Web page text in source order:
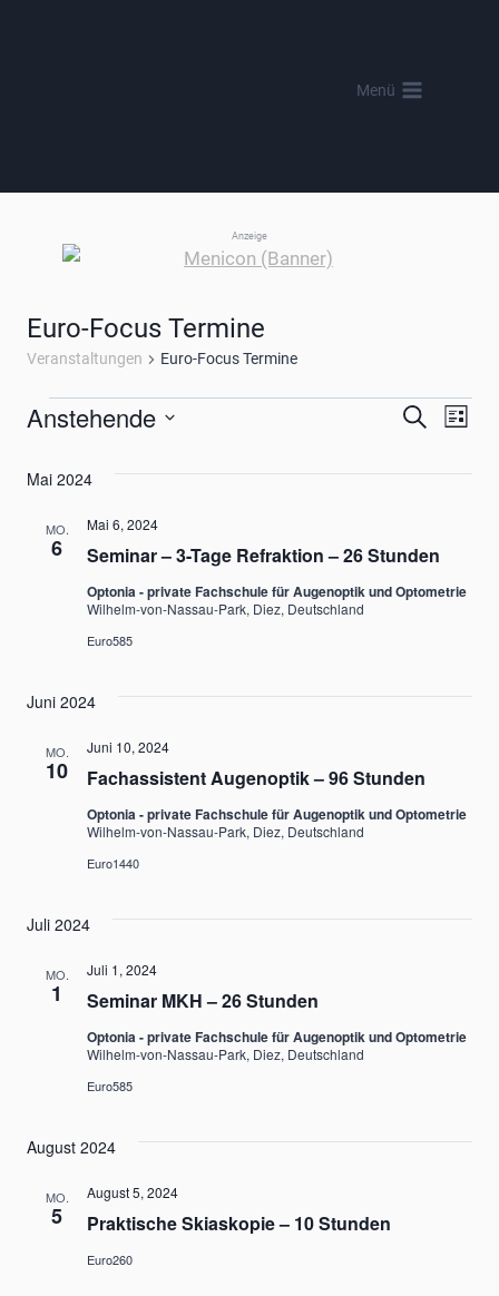
Menü
Anzeige
Euro-Focus Termine
Veranstaltungen Euro-Focus Termine
Veranstaltungen Suche
Liste
Anstehende
wählen.
Mai 2024
MO.
6 Seminar – 3-Tage Refraktion – 26 Stunden
Mai 6, 2024
Optonia - private Fachschule für Augenoptik und Optometrie
Wilhelm-von-Nassau-Park, Diez, Deutschland
Euro585
Juni 2024
MO.
10 Fachassistent Augenoptik – 96 Stunden
Juni 10, 2024
Optonia - private Fachschule für Augenoptik und Optometrie
Wilhelm-von-Nassau-Park, Diez, Deutschland
Euro1440
Juli 2024
MO.
1 Seminar MKH – 26 Stunden
Juli 1, 2024
Optonia - private Fachschule für Augenoptik und Optometrie
Wilhelm-von-Nassau-Park, Diez, Deutschland
Euro585
August 2024
MO.
5 Praktische Skiaskopie – 10 Stunden
August 5, 2024
Euro260